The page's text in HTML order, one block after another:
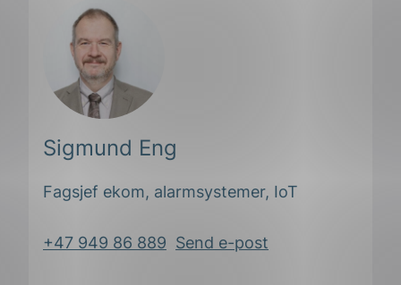
Sigmund Eng
Fagsjef ekom, alarmsystemer, IoT
+47 949 86 889 Send e-post